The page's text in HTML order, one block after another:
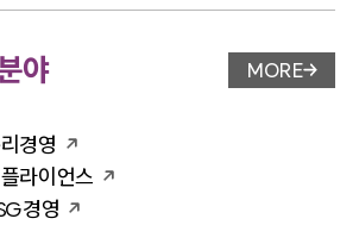
야 업무분야
MORE
경영
라이언스
경영